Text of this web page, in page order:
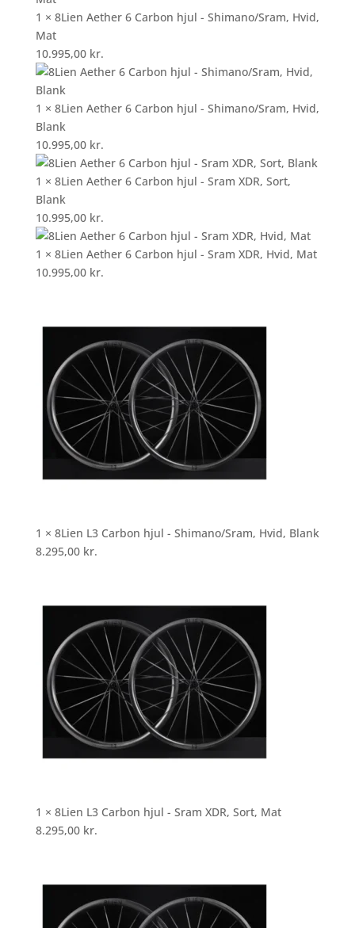
1 × 8Lien Aether 6 Carbon hjul - Shimano/Sram, Hvid,
Mat
10.995,00 kr.
1 × 8Lien Aether 6 Carbon hjul - Shimano/Sram, Hvid,
Blank
10.995,00 kr.
1 × 8Lien Aether 6 Carbon hjul - Sram XDR, Sort,
Blank
10.995,00 kr.
1 × 8Lien Aether 6 Carbon hjul - Sram XDR, Hvid, Mat
10.995,00 kr.
1 × 8Lien L3 Carbon hjul - Shimano/Sram, Hvid, Blank
8.295,00 kr.
1 × 8Lien L3 Carbon hjul - Sram XDR, Sort, Mat
8.295,00 kr.